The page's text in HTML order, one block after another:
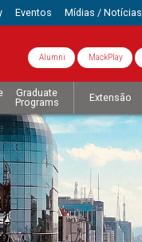
Eventos Mídias / Notícias
Alumni MackPlay
Graduate
Programs
Extensão